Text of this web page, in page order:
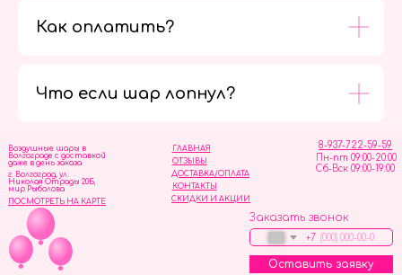
Как оплатить?
Что если шар лопнул?
ОТЗЫВЫ
ГЛАВНАЯ
ДОСТАВКА/ОПЛАТА
СКИДКИ И АКЦИИ
КОНТАКТЫ
8-937-722-59-59
Пн-пт 09:00-20:00
Сб-Вск 09:00-19:00
Воздушные шары в
Волгограде с доставкой
даже в день заказа
Заказать звонок
+7
Оставить заявку
г. Волгоград, ул.
Николая Отрады 20Б,
мир Рыболова
ПОСМОТРЕТЬ НА КАРТЕ